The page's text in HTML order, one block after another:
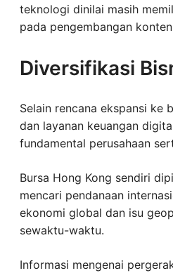
teknologi dinilai masih
pada pengembangan
Diversifikasi
Selain rencana ekspansi ke
dan layanan keuangan
fundamental perusahaan
Bursa Hong Kong sendiri
mencari pendanaan
ekonomi global dan isu
sewaktu-waktu.
Informasi mengenai